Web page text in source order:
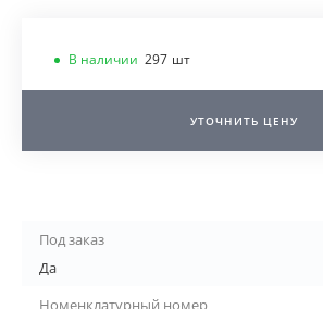
В наличии 297 шт
УТОЧНИТЬ ЦЕНУ
Под заказ
Да
Номенклатурный номер